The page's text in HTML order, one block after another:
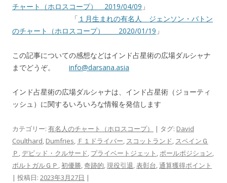
チャート（ホロスコープ） 2019/04/09 」
「 １月生まれの有名人 ジェンソン・バトン
のチャート（ホロスコープ） 2020/01/19 」
この記事についての感想などはインド占星術の広場ダルシャナ
までどうぞ。 info@darsana.asia
インド占星術の広場ダルシャナは、インド占星術（ジョーティ
ッシュ）に関するいろいろな情報を発信します
カテゴリー: 有名人のチャート（ホロスコープ） | タグ: David
Coulthard, Dumfries, Ｆ１ドライバー, スコットランド, スペインＧ
Ｐ , デビッド・クルサード, プライベートジェット ,ポールポジション,
ポルトガルＧＰ ,初優勝,奇跡的,現役引退,表彰台,通算獲得ポイント
| 投稿日: 2023年3月27日 |